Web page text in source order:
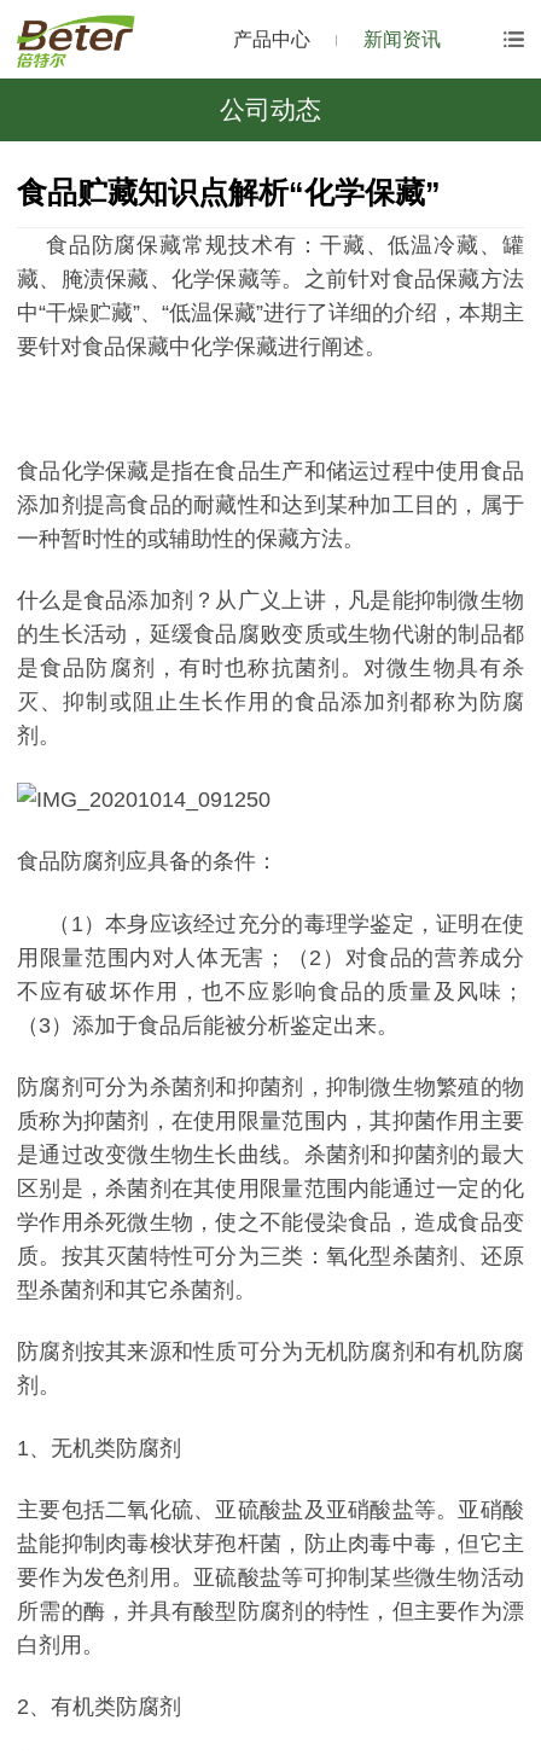
产品中心 新闻资讯
公司动态
食品贮藏知识点解析“化学保藏”
食品防腐保藏常规技术有：干藏、低温冷藏、罐
藏、腌渍保藏、化学保藏等。之前针对食品保藏方法
中“干燥贮藏”、“低温保藏”进行了详细的介绍，本期主
要针对食品保藏中化学保藏进行阐述。
食品化学保藏是指在食品生产和储运过程中使用食品
添加剂提高食品的耐藏性和达到某种加工目的，属于
一种暂时性的或辅助性的保藏方法。
什么是食品添加剂？从广义上讲，凡是能抑制微生物
的生长活动，延缓食品腐败变质或生物代谢的制品都
是食品防腐剂，有时也称抗菌剂。对微生物具有杀
灭、抑制或阻止生长作用的食品添加剂都称为防腐
剂。
食品防腐剂应具备的条件：
（1）本身应该经过充分的毒理学鉴定，证明在使
用限量范围内对人体无害；（2）对食品的营养成分
不应有破坏作用，也不应影响食品的质量及风味；
（3）添加于食品后能被分析鉴定出来。
防腐剂可分为杀菌剂和抑菌剂，抑制微生物繁殖的物
质称为抑菌剂，在使用限量范围内，其抑菌作用主要
是通过改变微生物生长曲线。杀菌剂和抑菌剂的最大
区别是，杀菌剂在其使用限量范围内能通过一定的化
学作用杀死微生物，使之不能侵染食品，造成食品变
质。按其灭菌特性可分为三类：氧化型杀菌剂、还原
型杀菌剂和其它杀菌剂。
防腐剂按其来源和性质可分为无机防腐剂和有机防腐
剂。
1、无机类防腐剂
主要包括二氧化硫、亚硫酸盐及亚硝酸盐等。亚硝酸
盐能抑制肉毒梭状芽孢杆菌，防止肉毒中毒，但它主
要作为发色剂用。亚硫酸盐等可抑制某些微生物活动
所需的酶，并具有酸型防腐剂的特性，但主要作为漂
白剂用。
2、有机类防腐剂